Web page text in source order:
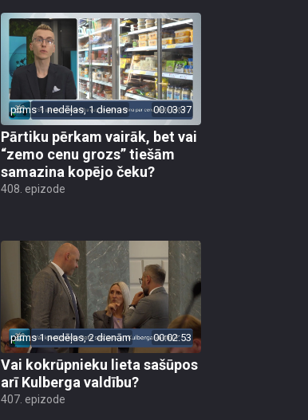
pirms 1 nedēļas, 1 dienas 00:03:37
Pārtiku pērkam vairāk, bet vai
“zemo cenu grozs” tiešām
samazina kopējo čeku?
408. epizode
pirms 1 nedēļas, 2 dienām 00:02:53
Vai kokrūpnieku lieta sašūpos
arī Kulberga valdību?
407. epizode